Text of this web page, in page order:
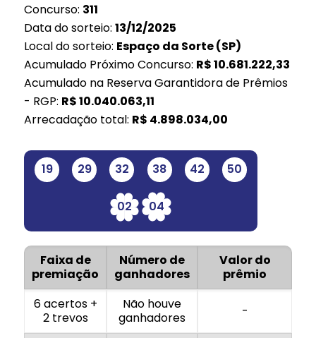
Concurso: 311
Data do sorteio: 13/12/2025
Local do sorteio: Espaço da Sorte (SP)
Acumulado Próximo Concurso: R$10.681.222,33
Acumulado na Reserva Garantidora de Prêmios
- RGP: R$10.040.063,11
Arrecadação total: R$ 4.898.034,00
19 29 32 38 42 50
02 04
Faixa de
premiação
Número de
ganhadores
Valor do
prêmio
6 acertos +
2 trevos
Não houve
ganhadores
-